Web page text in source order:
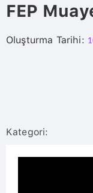
FEP
Oluşturma Tarihi:
Kategori: